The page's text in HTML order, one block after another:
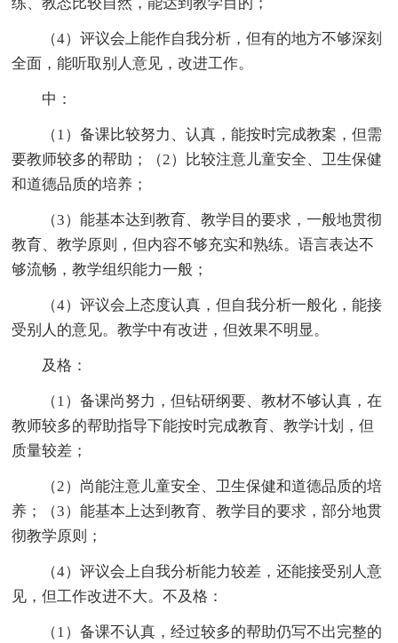
（4）评议会上能作自我分析，但有的地方不够深刻
全面，能听取别人意见，改进工作。
中：
（1）备课比较努力、认真，能按时完成教案，但需
要教师较多的帮助；（2）比较注意儿童安全、卫生保健
和道德品质的培养；
（3）能基本达到教育、教学目的要求，一般地贯彻
教育、教学原则，但内容不够充实和熟练。语言表达不
够流畅，教学组织能力一般；
（4）评议会上态度认真，但自我分析一般化，能接
受别人的意见。教学中有改进，但效果不明显。
及格：
（1）备课尚努力，但钻研纲要、教材不够认真，在
教师较多的帮助指导下能按时完成教育、教学计划，但
质量较差；
（2）尚能注意儿童安全、卫生保健和道德品质的培
养；（3）能基本上达到教育、教学目的要求，部分地贯
彻教学原则；
（4）评议会上自我分析能力较差，还能接受别人意
见，但工作改进不大。不及格：
（1）备课不认真，经过较多的帮助仍写不出完整的